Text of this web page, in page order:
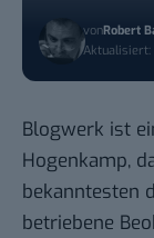
vonRobert
Aktualisiert:
Blogwerk ist
Hogenkamp,
bekanntesten
betriebene